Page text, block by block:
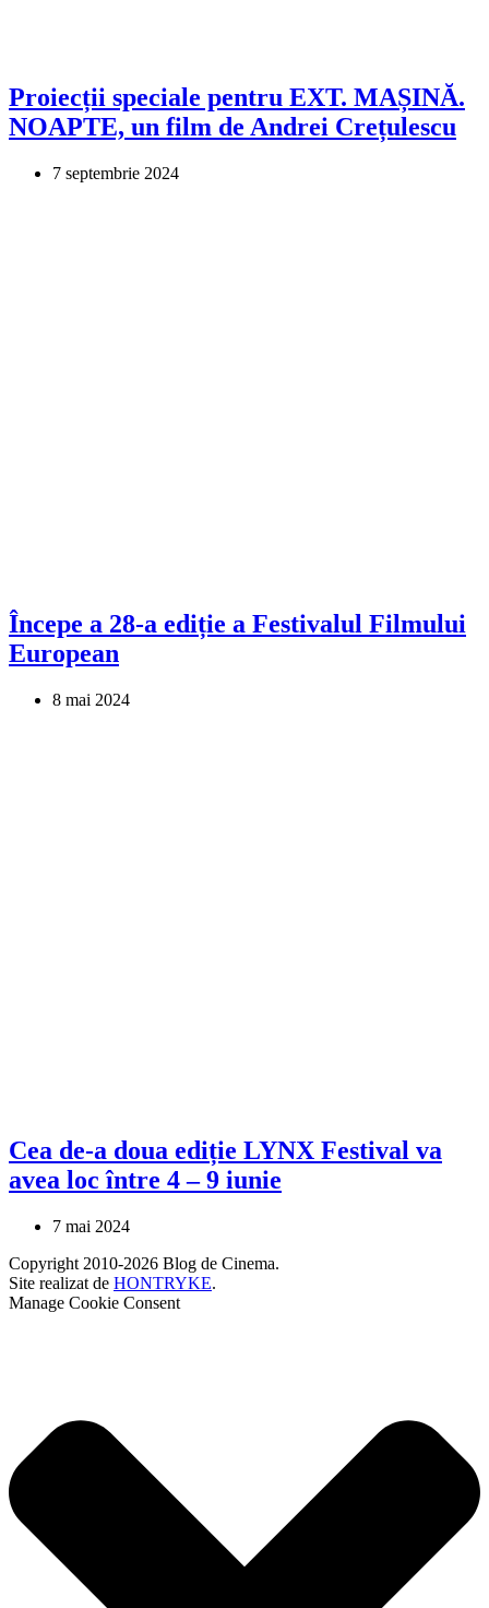
Proiecții speciale pentru EXT. MAȘINĂ.
NOAPTE, un film de Andrei Crețulescu
7 septembrie 2024
Începe a 28-a ediție a Festivalul Filmului
European
8 mai 2024
Cea de-a doua ediție LYNX Festival va
avea loc între 4 – 9 iunie
7 mai 2024
Copyright 2010-2026 Blog de Cinema.
Site realizat de HONTRYKE.
Manage Cookie Consent